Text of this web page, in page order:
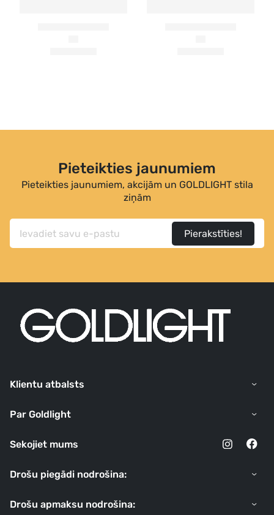
Pieteikties jaunumiem
Pieteikties jaunumiem, akcijām un GOLDLIGHT stila
ziņām
Pierakstīties!
Klientu atbalsts
Par Goldlight
Sekojiet mums
Drošu piegādi nodrošina:
Drošu apmaksu nodrošina: